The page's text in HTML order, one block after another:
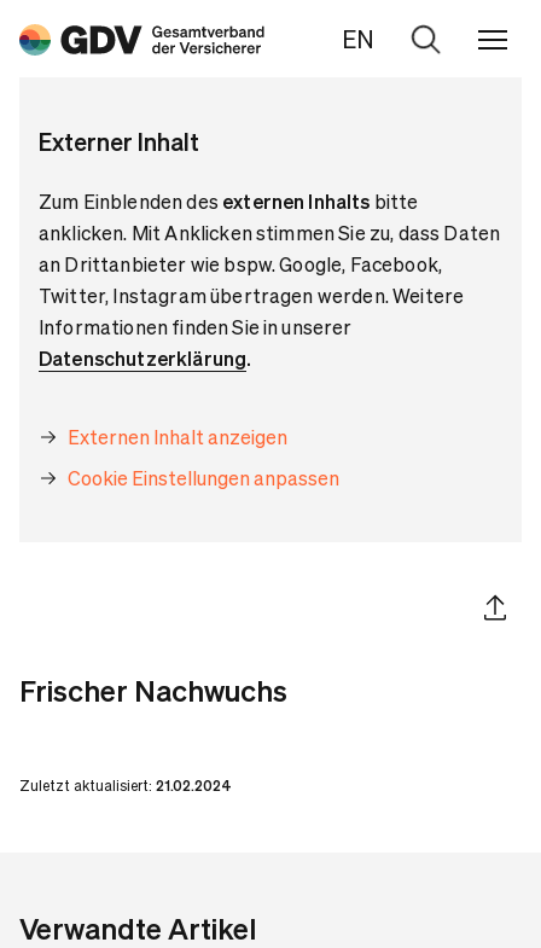
EN
Zur
Externer Inhalt
Zum Einblenden des externen Inhalts bitte
anklicken. Mit Anklicken stimmen Sie zu, dass Daten
an Drittanbieter wie bspw. Google, Facebook,
Twitter, Instagram übertragen werden. Weitere
Informationen finden Sie in unserer
Datenschutzerklärung.
Externen Inhalt anzeigen
Cookie Einstellungen anpassen
Artikel
Frischer Nachwuchs
Zuletzt aktualisiert: 21.02.2024
Verwandte Artikel